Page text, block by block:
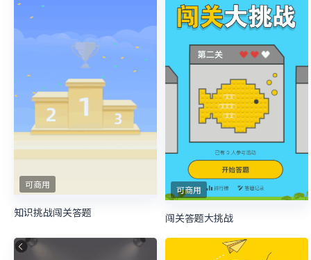
可商用
知识挑战闯关答题
可商用
闯关答题大挑战